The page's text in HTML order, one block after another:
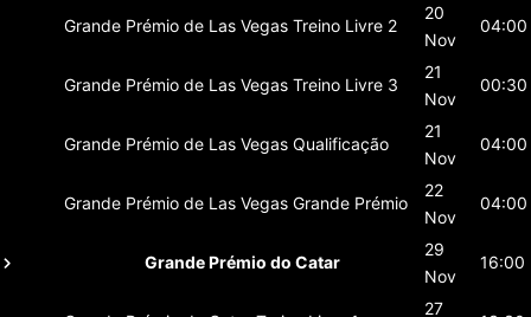
Grande Prémio de Las Vegas Treino Livre 2
20
Nov
04:00
Grande Prémio de Las Vegas Treino Livre 3
21
Nov
00:30
Grande Prémio de Las Vegas Qualificação
21
Nov
04:00
Grande Prémio de Las Vegas Grande Prémio
22
Nov
04:00
Grande Prémio do Catar
29
Nov
16:00
27